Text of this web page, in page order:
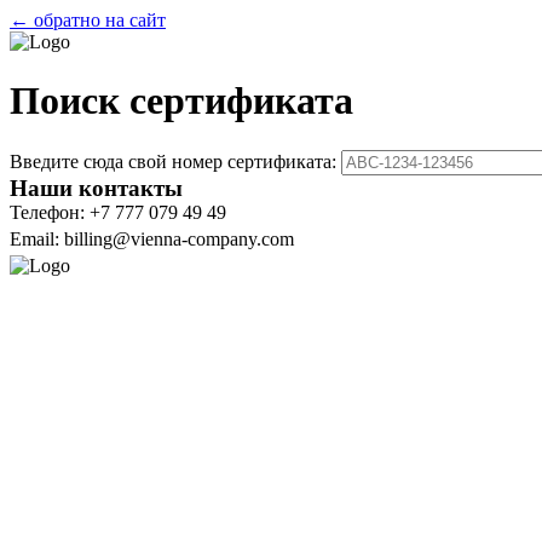
← обратно на сайт
Поиск сертификата
Введите сюда свой номер сертификата:
Наши контакты
Телефон: +7 777 079 49 49
Email: billing@vienna-company.com